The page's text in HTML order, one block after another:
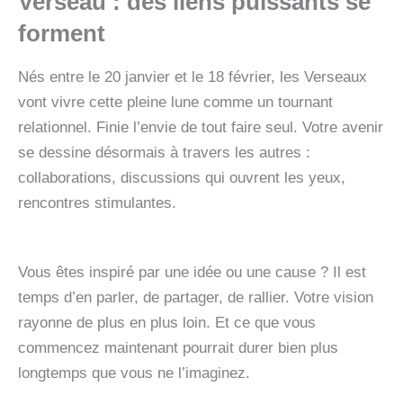
forment
Nés entre le 20 janvier et le 18 février, les Verseaux
vont vivre cette pleine lune comme un tournant
relationnel. Finie l’envie de tout faire seul. Votre avenir
se dessine désormais à travers les autres :
collaborations, discussions qui ouvrent les yeux,
rencontres stimulantes.
Vous êtes inspiré par une idée ou une cause ? Il est
temps d’en parler, de partager, de rallier. Votre vision
rayonne de plus en plus loin. Et ce que vous
commencez maintenant pourrait durer bien plus
longtemps que vous ne l’imaginez.